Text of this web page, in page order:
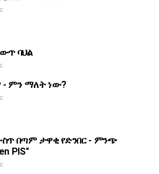
ባህል
- ምን ማለት ነው?
በጣም ታዋቂ የድንበር - ምንጭ
PIS"